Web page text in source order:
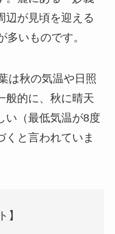
辺が見頃を迎える
いものです。
は秋の気温や日照
般的に、秋に晴天
い（最低気温が8度
くと言われていま
】